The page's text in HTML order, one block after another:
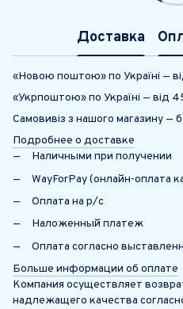
Доставка
«Новою поштою» по Україні —
«Укрпоштою» по Україні — від
Самовивіз з нашого магазину —
Подробнее о доставке
Наличными при получении
WayForPay (онлайн-оплата
Оплата на р/с
Наложенный платеж
Оплата согласно
Больше информации об оплате
Компания осуществляет
надлежащего качества